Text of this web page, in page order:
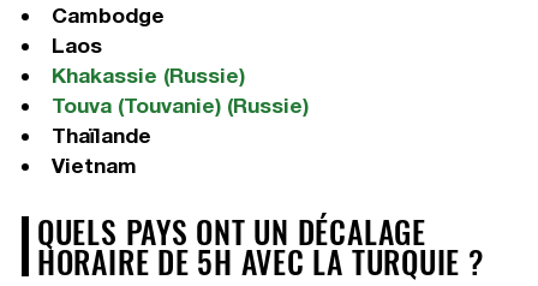
Cambodge
Laos
Khakassie (Russie)
Touva (Touvanie) (Russie)
Thaïlande
Vietnam
QUELS PAYS ONT UN DÉCALAGE
HORAIRE DE 5H AVEC LA TURQUIE ?